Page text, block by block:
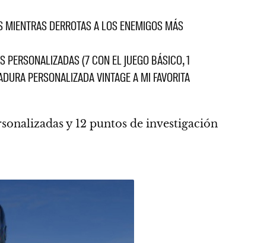
DERROTAS A LOS ENEMIGOS MÁS
(7 CON EL JUEGO BÁSICO, 1
PERSONALIZADA VINTAGE A MI FAVORITA
y 12 puntos de investigación